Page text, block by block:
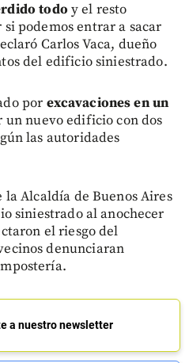
todo y el resto
podemos entrar a sacar
Carlos Vaca, dueño
del edificio siniestrado.
por excavaciones en un
un nuevo edificio con dos
las autoridades
Alcaldía de Buenos Aires
siniestrado al anochecer
el riesgo del
denunciaran
a nuestro newsletter